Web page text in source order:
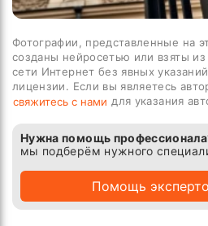
Фотографии, представленные на
созданы нейросетью или взяты
сети Интернет без явных
лицензии. Если вы являетесь
свяжитесь с нами для указания
Нужна помощь
мы подберём нужного
Помощь